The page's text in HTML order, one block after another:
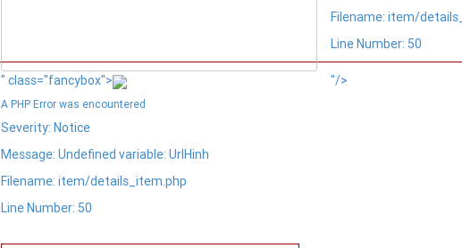
" class="fancybox">
A PHP Error was encountered
Severity: Notice
Message: Undefined variable: UrlHinh
Filename: item/details_item.php
Line Number: 50
Filename: item/
Line Number: 50
"/>